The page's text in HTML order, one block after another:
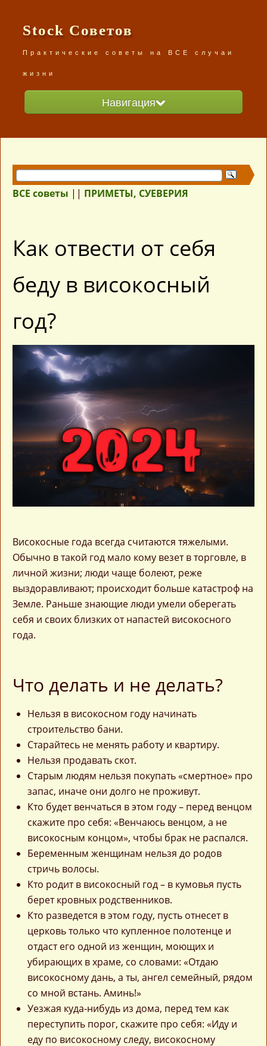
Stock Советов
Практические советы на ВСЕ случаи
жизни
Навигация
ВСЕ советы /карта сайта/
ВСЕ советы || ПРИМЕТЫ, СУЕВЕРИЯ
Как отвести от себя
беду в високосный
год?
Високосные года всегда считаются тяжелыми.
Обычно в такой год мало кому везет в торговле, в
личной жизни; люди чаще болеют, реже
выздоравливают; происходит больше катастроф на
Земле. Раньше знающие люди умели оберегать
себя и своих близких от напастей високосного
года.
Что делать и не делать?
Нельзя в високосном году начинать
строительство бани.
Старайтесь не менять работу и квартиру.
Нельзя продавать скот.
Старым людям нельзя покупать «смертное» про
запас, иначе они долго не проживут.
Кто будет венчаться в этом году – перед венцом
скажите про себя: «Венчаюсь венцом, а не
високосным концом», чтобы брак не распался.
Беременным женщинам нельзя до родов
стричь волосы.
Кто родит в високосный год – в кумовья пусть
берет кровных родственников.
Кто разведется в этом году, пусть отнесет в
церковь только что купленное полотенце и
отдаст его одной из женщин, моющих и
убирающих в храме, со словами: «Отдаю
високосному дань, а ты, ангел семейный, рядом
со мной встань. Аминь!»
Уезжая куда-нибудь из дома, перед тем как
переступить порог, скажите про себя: «Иду и
еду по високосному следу, високосному